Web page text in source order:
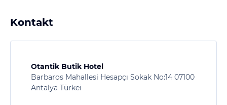
Kontakt
Otantik Butik Hotel
Barbaros Mahallesi Hesapçı Sokak No:14 07100
Antalya Türkei